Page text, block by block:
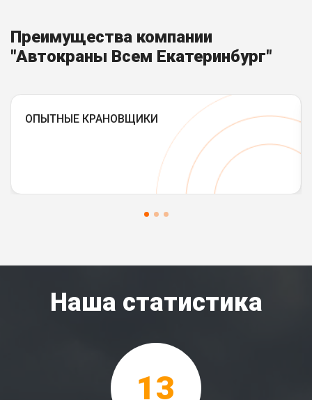
Преимущества компании
"Автокраны Всем Екатеринбург"
ОПЫТНЫЕ КРАНОВЩИКИ
Наша статистика
13